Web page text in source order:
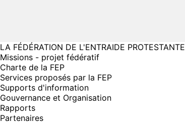
LA FÉDÉRATION DE L'ENTRAIDE PROTESTANTE
Missions - projet fédératif
Charte de la FEP
Services proposés par la FEP
Supports d'information
Gouvernance et Organisation
Rapports
Partenaires